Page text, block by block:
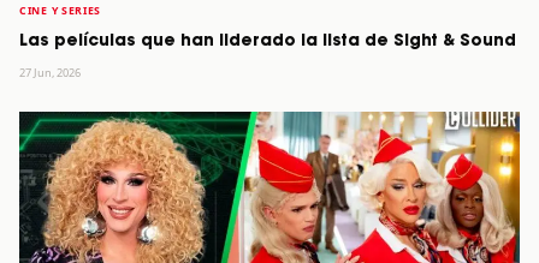
CINE Y SERIES
Las películas que han liderado la lista de Sight & Sound
27 Jun, 2026